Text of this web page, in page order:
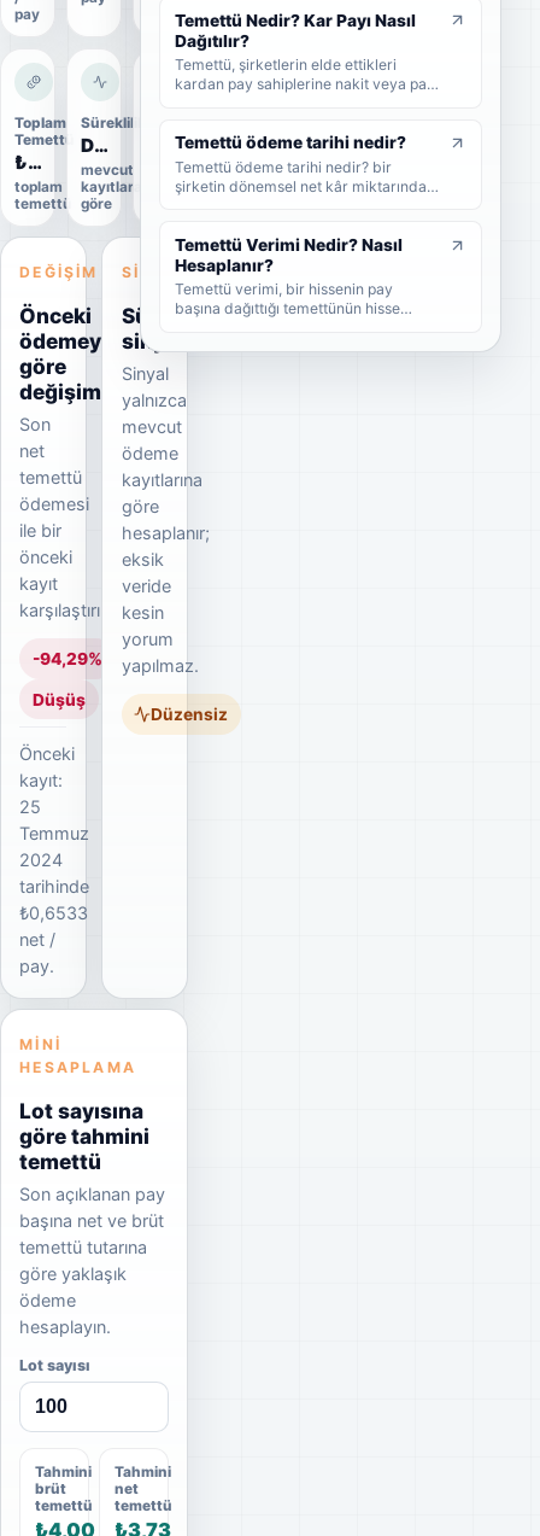
pay
Toplam
Temettü
₺70,2 Mn
toplam
temettü
Süreklilik
Düzensiz
mevcut
kayıtlara
göre
durumu
Uygulandı
Kesin
DEĞIŞIM
Önceki
ödemeye
göre
değişim
Son
net
temettü
ödemesi
ile bir
önceki
kayıt
karşılaştırılır.
-94,29%
Düşüş
Önceki
kayıt:
25
Temmuz
2024
tarihinde
₺0,6533
net /
pay.
SINYAL
Süreklilik
sinyali
Sinyal
yalnızca
mevcut
ödeme
kayıtlarına
göre
hesaplanır;
eksik
veride
kesin
yorum
yapılmaz.
Düzensiz
MINI
HESAPLAMA
Lot sayısına
göre tahmini
temettü
Son açıklanan pay
başına net ve brüt
temettü tutarına
göre yaklaşık
ödeme
hesaplayın.
Lot sayısı
Tahmini
brüt
temettü
₺4,00
Tahmini
net
temettü
₺3,73
verimi ve örnek hesaplama adımlarını
sade şekilde bulabilirsiniz.
Temettü Nedir? Kar Payı Nasıl
Dağıtılır?
Temettü, şirketlerin elde ettikleri
kardan pay sahiplerine nakit veya pay
nasıl dağıtıldığını, brüt-net temettü
farkını, temettü tarihlerini ve
yatırımcıların dikkat etmesi
gerekenleri sade şekilde bulabilirsiniz.
Temettü ödeme tarihi nedir?
Temettü ödeme tarihi nedir? bir
şirketin dönemsel net kâr miktarından
Temettü Verimi Nedir? Nasıl
Hesaplanır?
Temettü verimi, bir hissenin pay
başına dağıttığı temettünün hisse
göstergedir. Bu rehberde temettü
ve yatırımcıların bu oranı nasıl
yorumlaması gerektiğini sade